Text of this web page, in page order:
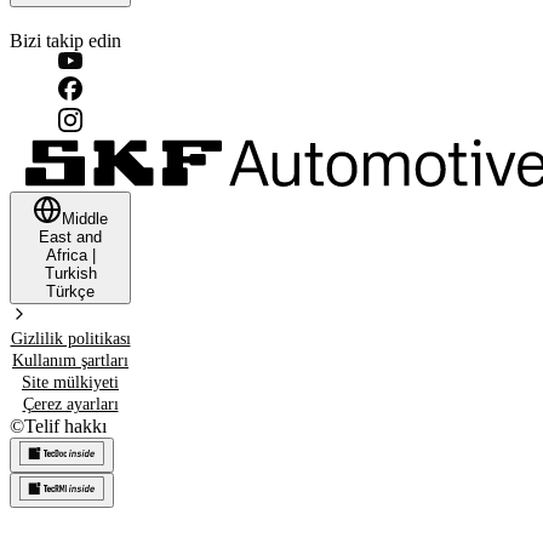
Bizi takip edin
Middle
East and
Africa|
Turkish
Türkçe
Gizlilik politikası
Kullanım şartları
Site mülkiyeti
Çerez ayarları
©Telif hakkı